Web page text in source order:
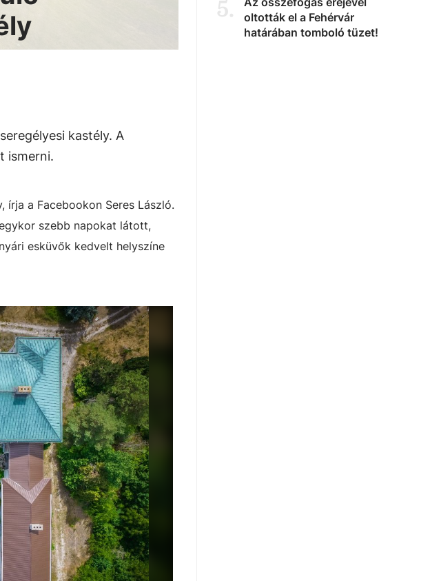
kastély. A
ismerni.
írja a Facebookon Seres László.
szebb napokat látott,
esküvők kedvelt helyszíne
5.
oltották el a Fehérvár
határában tomboló tüzet!